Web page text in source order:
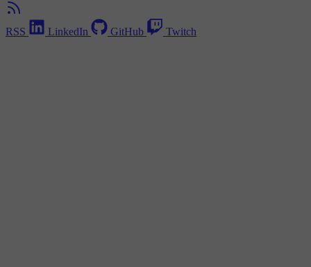
RSS LinkedIn GitHub Twitch